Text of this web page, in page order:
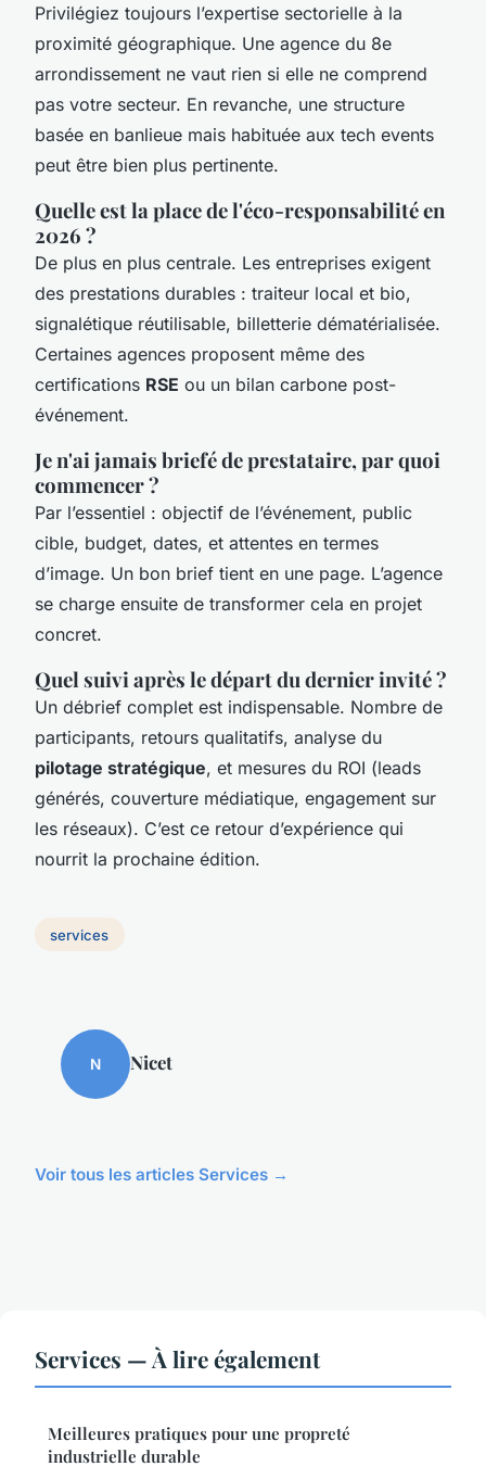
Privilégiez toujours l’expertise sectorielle à la
proximité géographique. Une agence du 8e
arrondissement ne vaut rien si elle ne comprend
pas votre secteur. En revanche, une structure
basée en banlieue mais habituée aux tech events
peut être bien plus pertinente.
Quelle est la place de l'éco-responsabilité en
2026 ?
De plus en plus centrale. Les entreprises exigent
des prestations durables : traiteur local et bio,
signalétique réutilisable, billetterie dématérialisée.
Certaines agences proposent même des
certifications RSE ou un bilan carbone post-
événement.
Je n'ai jamais briefé de prestataire, par quoi
commencer ?
Par l’essentiel : objectif de l’événement, public
cible, budget, dates, et attentes en termes
d’image. Un bon brief tient en une page. L’agence
se charge ensuite de transformer cela en projet
concret.
Quel suivi après le départ du dernier invité ?
Un débrief complet est indispensable. Nombre de
participants, retours qualitatifs, analyse du
pilotage stratégique, et mesures du ROI (leads
générés, couverture médiatique, engagement sur
les réseaux). C’est ce retour d’expérience qui
nourrit la prochaine édition.
services
N Nicet
Voir tous les articles Services →
Services — À lire également
Meilleures pratiques pour une propreté
industrielle durable